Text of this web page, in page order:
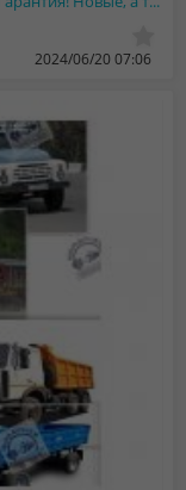
2024/06/20 07:06